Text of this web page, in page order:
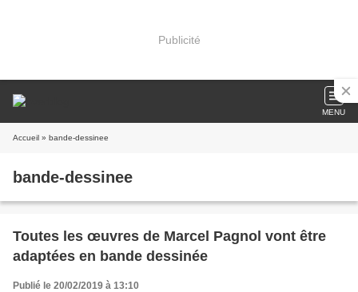
Publicité
MENU
Accueil » bande-dessinee
bande-dessinee
Toutes les œuvres de Marcel Pagnol vont être
adaptées en bande dessinée
Publié le 20/02/2019 à 13:10